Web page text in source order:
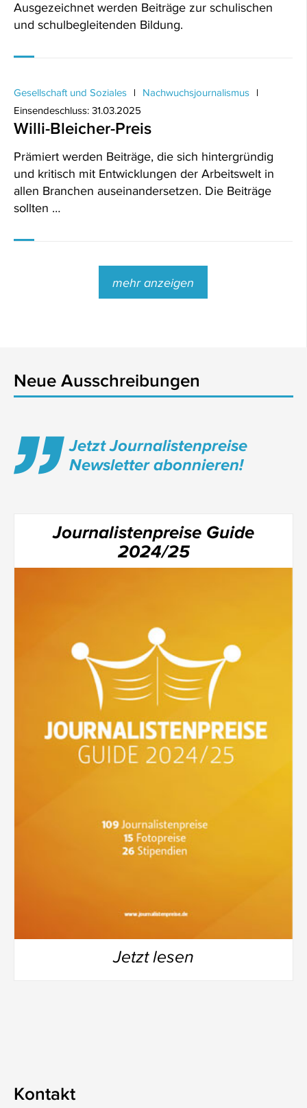
Ausgezeichnet werden Beiträge zur schulischen
und schulbegleitenden Bildung.
Gesellschaft und Soziales
Nachwuchsjournalismus
Einsendeschluss: 31.03.2025
Willi-Bleicher-Preis
Prämiert werden Beiträge, die sich hintergründig
und kritisch mit Entwicklungen der Arbeitswelt in
allen Branchen auseinandersetzen. Die Beiträge
sollten …
mehr anzeigen
Neue Ausschreibungen
Jetzt Journalistenpreise
Newsletter abonnieren!
Journalistenpreise Guide
2024/25
Jetzt lesen
Kontakt